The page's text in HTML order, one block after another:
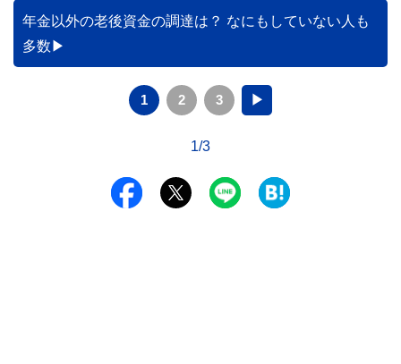
年金以外の老後資金の調達は？ なにもしていない人も
多数
1 2 3 ▶
1/3